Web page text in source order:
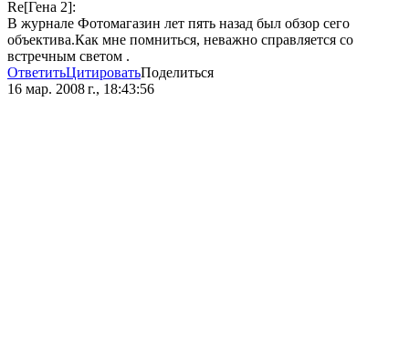
Re[Гена 2]:
В журнале Фотомагазин лет пять назад был обзор сего
объектива.Как мне помниться, неважно справляется со
встречным светом .
ОтветитьЦитироватьПоделиться
16 мар. 2008 г., 18:43:56